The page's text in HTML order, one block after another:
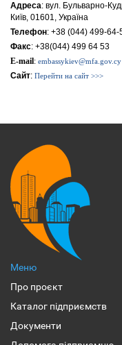
Адреса: вул. Бульварно-
Київ, 01601, Україна
Телефон: +38 (044) 499-64-
Факс: +38(044) 499 64 53
E-mail: embassykiev@mfa.gov.cy
Сайт: Перейти на сайт >>>
Меню
Про проєкт
Каталог підприємств
Документи